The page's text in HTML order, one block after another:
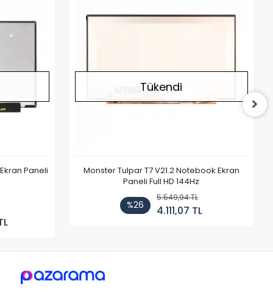
Paneli
Tükendi
Monster Tulpar T7 V21.2 Notebook Ekran
Paneli Full HD 144Hz
%26
5.549,94 TL
4.111,07 TL